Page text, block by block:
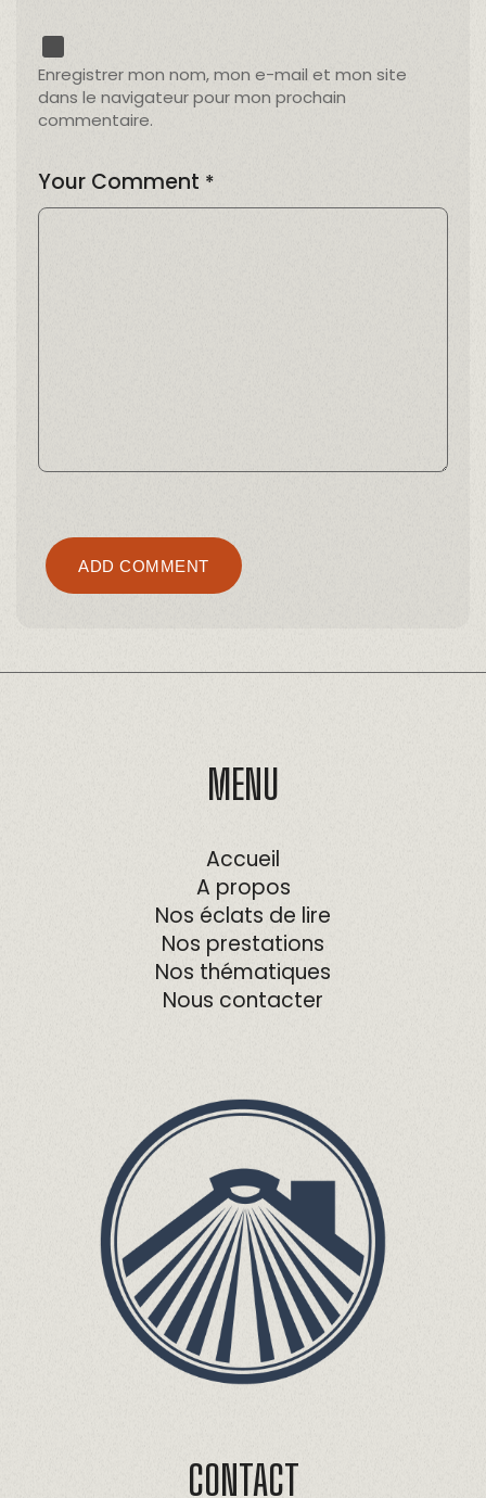
Enregistrer mon nom, mon e-mail et mon site
dans le navigateur pour mon prochain
commentaire.
Your Comment *
ADD COMMENT
MENU
Accueil
A propos
Nos éclats de lire
Nos prestations
Nos thématiques
Nous contacter
CONTACT